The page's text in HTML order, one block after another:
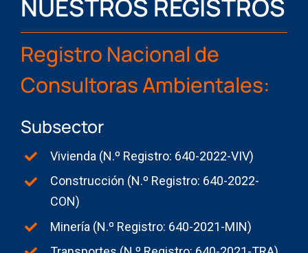
NUESTROS REGISTROS
Registro Nacional de
Consultoras Ambientales:
Subsector
Vivienda (N.º Registro: 640-2022-VIV)
Construcción (N.º Registro: 640-2022-
CON)
Minería (N.º Registro: 640-2021-MIN)